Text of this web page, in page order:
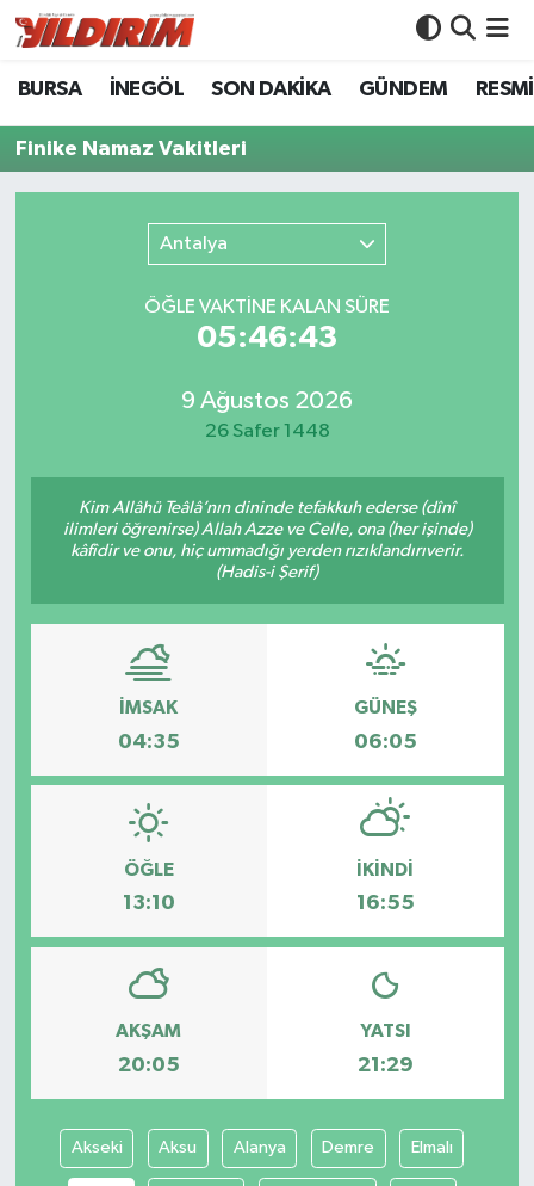
BURSA İNEGÖL SON DAKİKA GÜNDEM
Finike Namaz Vakitleri
Antalya
ÖĞLE VAKTİNE KALAN SÜRE
05:46:43
9 Ağustos 2026
26 Safer 1448
Kim Allâhü Teâlâ’nın dininde tefakkuh ederse (dînî
ilimleri öğrenirse) Allah Azze ve Celle, ona (her işinde)
kâfîdir ve onu, hiç ummadığı yerden rızıklandırıverir.
(Hadis-i Şerif)
İMSAK
04:35
GÜNEŞ
06:05
ÖĞLE
13:10
İKINDI
16:55
AKŞAM
20:05
YATSI
21:29
Akseki Aksu Alanya Demre Elmalı
BURSA
İNEGÖL
RESMİ İLANLAR
KÖŞE YAZILARI
YAŞAM
Bursa Nöbetçi Eczaneler
Bursa Hava Durumu
Süper Lig Puan Durumu ve Fikstür
Tüm Manşetler
Haber Arşivi